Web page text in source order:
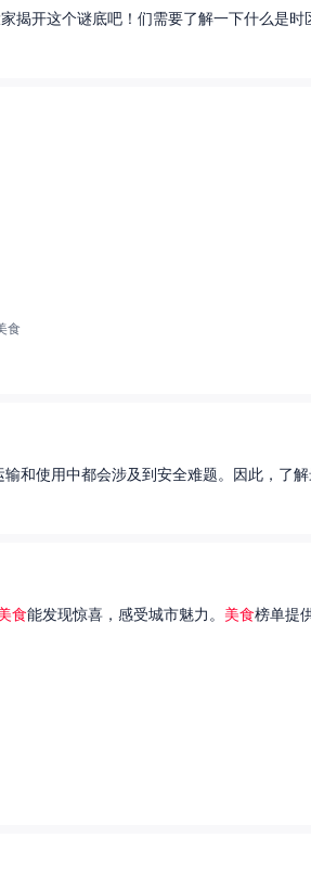
开这个谜底吧！们需要了解一下什么是时
食
使用中都会涉及到安全难题。因此，了解
食能发现惊喜，感受城市魅力。 美食榜单提